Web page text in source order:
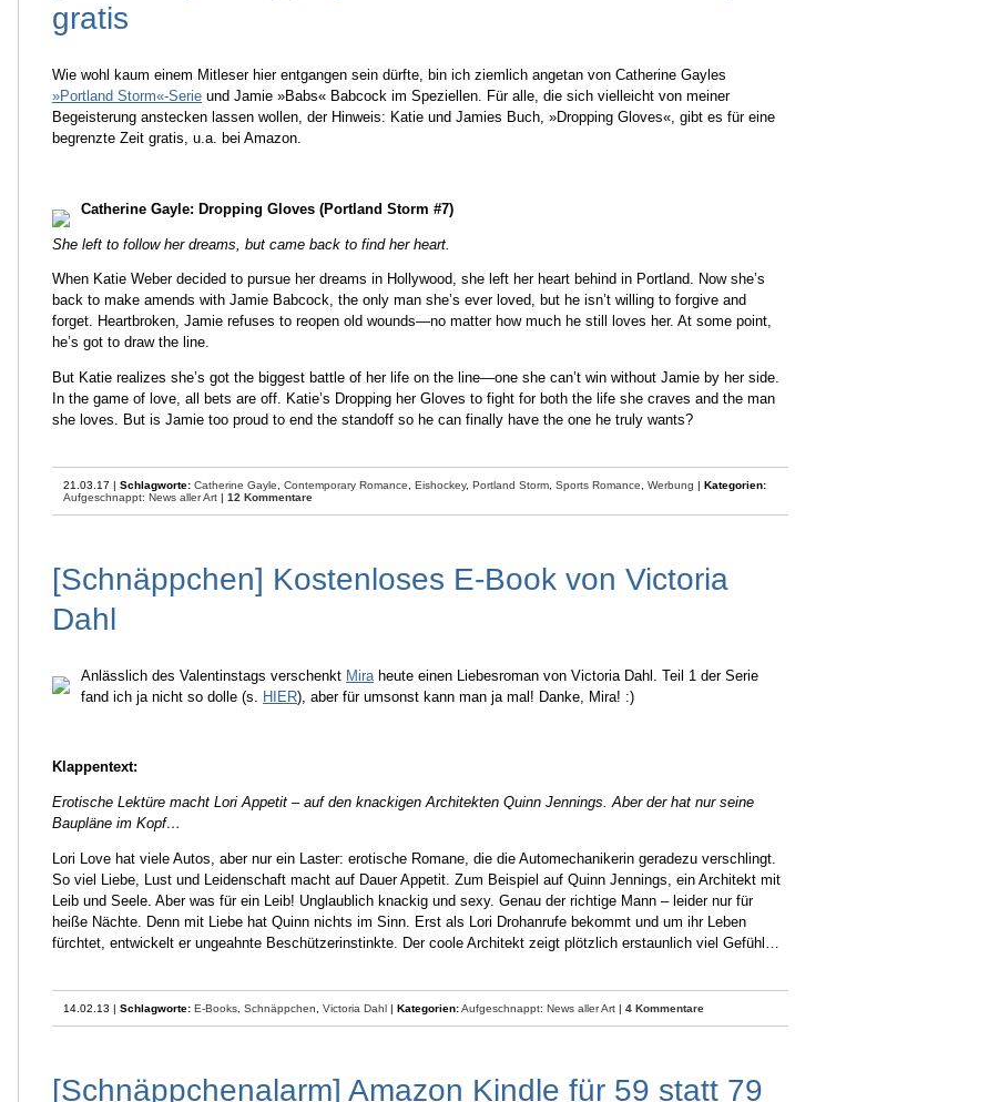
gratis
Wie wohl kaum einem Mitleser hier entgangen sein dürfte, bin ich ziemlich angetan von Catherine Gayles
»Portland Storm«-Serie und Jamie »Babs« Babcock im Speziellen. Für alle, die sich vielleicht von meiner
Begeisterung anstecken lassen wollen, der Hinweis: Katie und Jamies Buch, »Dropping Gloves«, gibt es für eine
begrenzte Zeit gratis, u.a. bei Amazon.
Catherine Gayle: Dropping Gloves (Portland Storm #7)
She left to follow her dreams, but came back to find her heart.
When Katie Weber decided to pursue her dreams in Hollywood, she left her heart behind in Portland. Now she’s
back to make amends with Jamie Babcock, the only man she’s ever loved, but he isn’t willing to forgive and
forget. Heartbroken, Jamie refuses to reopen old wounds—no matter how much he still loves her. At some point,
he’s got to draw the line.
But Katie realizes she’s got the biggest battle of her life on the line—one she can’t win without Jamie by her side.
In the game of love, all bets are off. Katie’s Dropping her Gloves to fight for both the life she craves and the man
she loves. But is Jamie too proud to end the standoff so he can finally have the one he truly wants?
21.03.17 | Schlagworte: Catherine Gayle Contemporary Romance Eishockey, Portland Storm Sports Romance Werbung | Kategorien:
Aufgeschnappt: News aller Art | 12 Kommentare
[Schnäppchen] Kostenloses E-Book von Victoria
Dahl
Anlässlich des Valentinstags verschenkt Mira heute einen Liebesroman von Victoria Dahl. Teil 1 der Serie
fand ich ja nicht so dolle (s. HIER), aber für umsonst kann man ja mal! Danke, Mira! :)
Klappentext:
Erotische Lektüre macht Lori Appetit – auf den knackigen Architekten Quinn Jennings. Aber der hat nur seine
Baupläne im Kopf…
Lori Love hat viele Autos, aber nur ein Laster: erotische Romane, die die Automechanikerin geradezu verschlingt.
So viel Liebe, Lust und Leidenschaft macht auf Dauer Appetit. Zum Beispiel auf Quinn Jennings, ein Architekt mit
Leib und Seele. Aber was für ein Leib! Unglaublich knackig und sexy. Genau der richtige Mann – leider nur für
heiße Nächte. Denn mit Liebe hat Quinn nichts im Sinn. Erst als Lori Drohanrufe bekommt und um ihr Leben
fürchtet, entwickelt er ungeahnte Beschützerinstinkte. Der coole Architekt zeigt plötzlich erstaunlich viel Gefühl…
14.02.13 | Schlagworte: E-Books Schnäppchen Victoria Dahl | Kategorien:Aufgeschnappt: News aller Art | 4 Kommentare
[Schnäppchenalarm] Amazon Kindle für 59 statt 79